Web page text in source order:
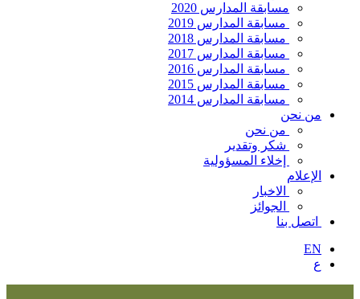
مسابقة المدارس 2020
مسابقة المدارس 2019
مسابقة المدارس 2018
مسابقة المدارس 2017
مسابقة المدارس 2016
مسابقة المدارس 2015
مسابقة المدارس 2014
من نحن
من نحن
شكر وتقدير
إخلاء المسؤولية
الإعلام
الاخبار
الجوائز
اتصل بنا
EN
ع